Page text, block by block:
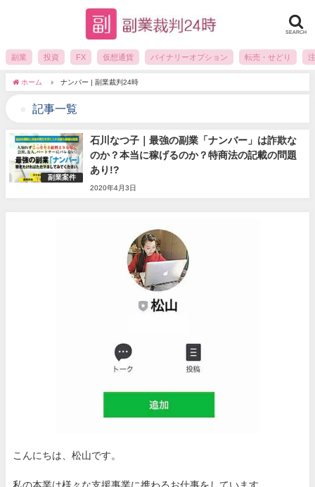
SEARCH
副業 投資 FX 仮想通貨 バイナリーオプション 転売・せどり
ホーム ナンバー | 副業裁判24時
記事一覧
副業案件
石川なつ子｜最強の副業「ナンバー」は詐欺な
のか？本当に稼げるのか？特商法の記載の問題
あり!?
2020年4月3日
こんにちは、松山です。
私の本業は様々な支援事業に携わるお仕事をしています。